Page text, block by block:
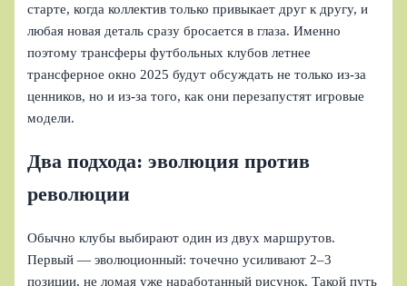
старте, когда коллектив только привыкает друг к другу, и
любая новая деталь сразу бросается в глаза. Именно
поэтому трансферы футбольных клубов летнее
трансферное окно 2025 будут обсуждать не только из-за
ценников, но и из-за того, как они перезапустят игровые
модели.
Два подхода: эволюция против
революции
Обычно клубы выбирают один из двух маршрутов.
Первый — эволюционный: точечно усиливают 2–3
позиции, не ломая уже наработанный рисунок. Такой путь